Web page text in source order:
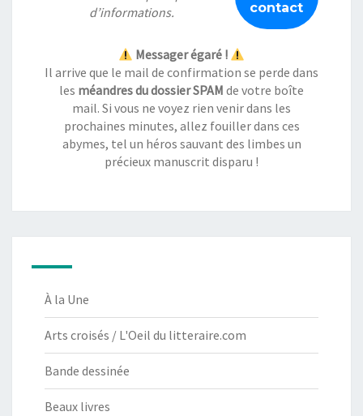
d’informations.
Messager égaré !
Il arrive que le mail de confirmation se perde dans
les méandres du dossier SPAM de votre boîte
mail. Si vous ne voyez rien venir dans les
prochaines minutes, allez fouiller dans ces
abymes, tel un héros sauvant des limbes un
précieux manuscrit disparu !
À la Une
Arts croisés / L'Oeil du litteraire.com
Bande dessinée
Beaux livres